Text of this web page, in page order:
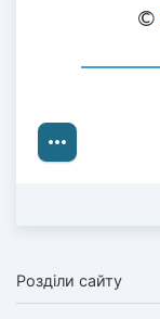
©
Розділи сайту